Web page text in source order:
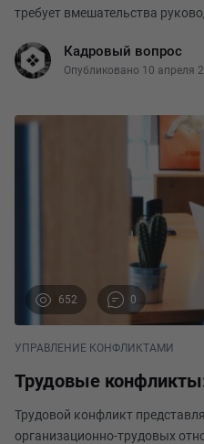
требует вмешательства
благополучие рабочей среды и
Кадровый вопрос
Опубликовано 10 апреля
652 0
УПРАВЛЕНИЕ КОНФЛИКТАМИ
Трудовые
Трудовой конфликт
организационно-трудовых